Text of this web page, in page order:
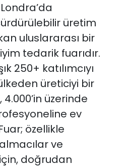
üretim
uluslararası bir
tedarik fuarıdır.
250+ katılımcıyı
üreticiyi bir
üzerinde
ev
özellikle
ve
doğrudan